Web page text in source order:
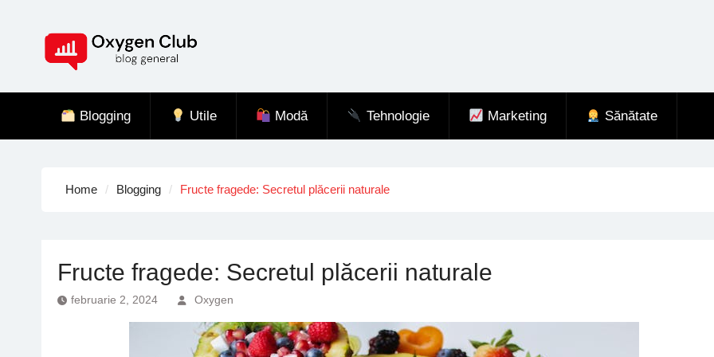
Blogging Utile Modă Tehnologie Marketing Sănătate
Home Blogging Fructe fragede: Secretul plăcerii naturale
Fructe fragede: Secretul plăcerii naturale
februarie 2, 2024 Oxygen